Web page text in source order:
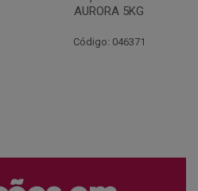
FATIADO PAKAN 200G
Código: 061522